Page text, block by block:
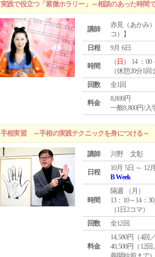
実践で役立つ「紫微ホラリー」～相談のあった時間
講師
赤見（あかみ
コ）】
日程
9月 6日
時間
（ 日 ） 14 ：00
（休憩20分1回
回数
全1回
料金
8,800円
一般8,800円/入
手相実習 ～手相の実践テクニックを身につける～
講師 川野 文彰
日程
10月 5日 ～ 12
B Week
時間
隔週 （ 月 ）
13：10～14：
（1日2コマ）
回数
全12回
料金
14,580円（4回
40,500円（12